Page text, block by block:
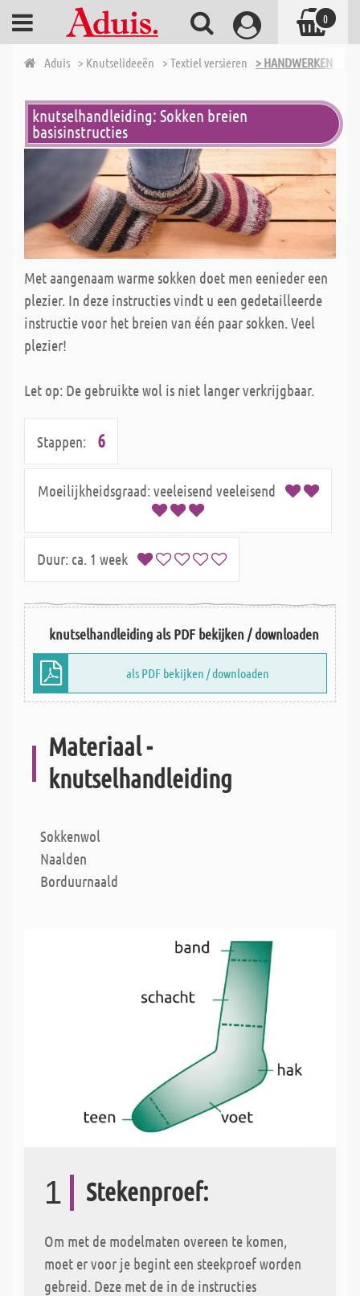
Aduis > Knutselideeën > Textiel versieren > HANDWERKEN
knutselhandleiding: Sokken breien
basisinstructies
Met aangenaam warme sokken doet men eenieder een
plezier. In deze instructies vindt u een gedetailleerde
instructie voor het breien van één paar sokken. Veel
plezier!
Let op: De gebruikte wol is niet langer verkrijgbaar.
Stappen: 6
Moeilijkheidsgraad:veeleisend veeleisend
Duur: ca. 1 week
knutselhandleiding als PDF bekijken / downloaden
als PDF bekijken / downloaden
Materiaal -
knutselhandleiding
Sokkenwol
Naalden
Borduurnaald
1 Stekenproef:
Om met de modelmaten overeen te komen,
moet er voor je begint een steekproef worden
gebreid. Deze met de in de instructies
0